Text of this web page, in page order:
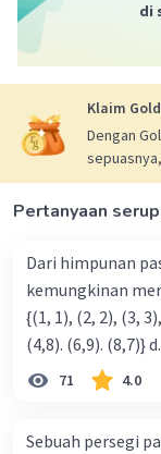
di
Klaim
Dengan
Pertanyaan
Dari himpunan
kemungkinan merupakan ko-
{(1, 1), (2, 2), (3, 3), (4,4)} b. {(1, 2), (2, 3), (3,
71 4.0
Sebuah persegi